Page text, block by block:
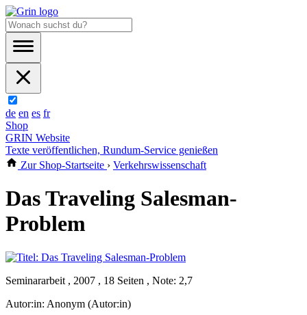
de en es fr
Shop
GRIN Website
Texte veröffentlichen, Rundum-Service genießen
Zur Shop-Startseite › Verkehrswissenschaft
Das Traveling Salesman-
Problem
Seminararbeit , 2007 , 18 Seiten , Note: 2,7
Autor:in: Anonym (Autor:in)